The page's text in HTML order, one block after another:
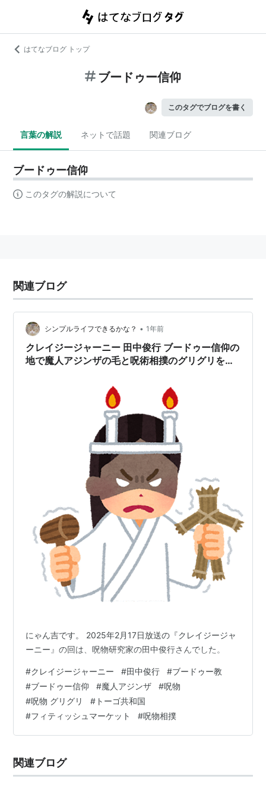
はてなブログ トップ
ブードゥー信仰
このタグでブログを書く
言葉の解説 ネットで話題 関連ブログ
ブードゥー信仰
このタグの解説について
関連ブログ
シンプルライフできるかな？ • 1年前
クレイジージャーニー 田中俊行 ブードゥー信仰の
地で魔人アジンザの毛と呪術相撲のグリグリを手
にゃん吉です。 2025年2月17日放送の『クレイジージャ
ーニー』の回は、呪物研究家の田中俊行さんでした。
#クレイジージャーニー #田中俊行 #ブードゥー教
#ブードゥー信仰 #魔人アジンザ #呪物
#呪物 グリグリ # トーゴ共和国
#フィティッシュマーケット #呪物相撲
関連ブログ